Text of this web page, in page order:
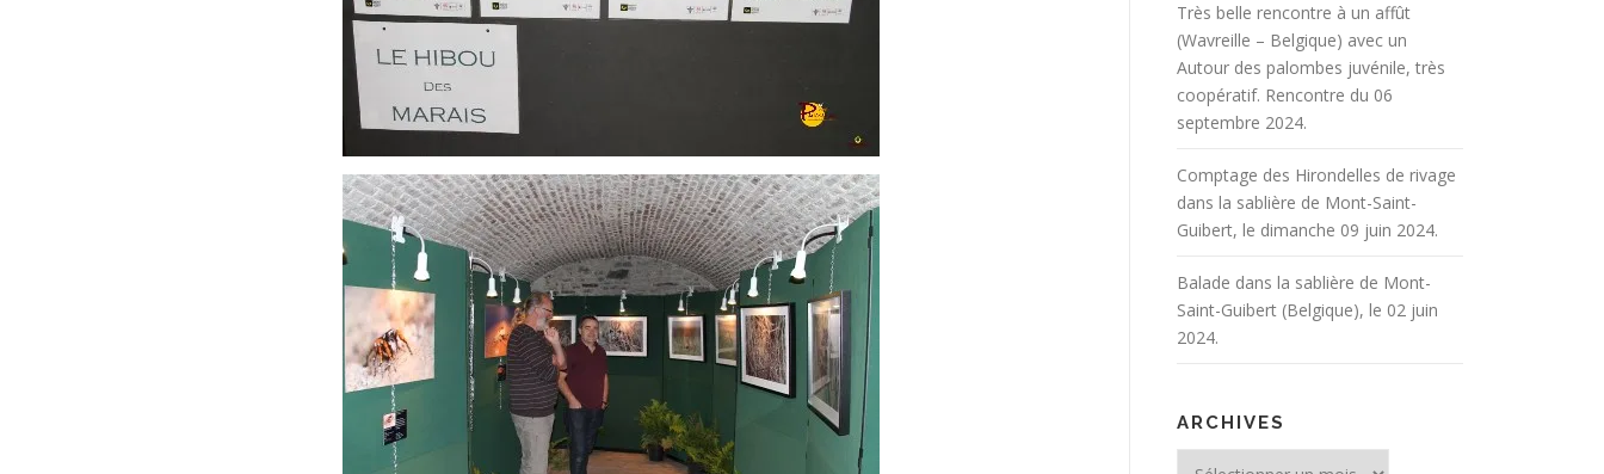
Très belle rencontre à un affût
(Wavreille – Belgique) avec un
Autour des palombes juvénile, très
coopératif. Rencontre du 06
septembre 2024.
Comptage des Hirondelles de rivage
dans la sablière de Mont-Saint-
Guibert, le dimanche 09 juin 2024.
Balade dans la sablière de Mont-
Saint-Guibert (Belgique), le 02 juin
2024.
ARCHIVES